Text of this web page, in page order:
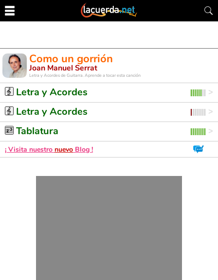
Como un gorrión
Joan Manuel Serrat
Letra y Acordes de Guitarra. Aprende a tocar esta canción
Letra y Acordes
Letra y Acordes
Tablatura
¡ Visita nuestro nuevo Blog !